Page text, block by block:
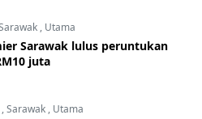
, Utama
Sarawak lulus peruntukan
juta
,Sarawak , Utama